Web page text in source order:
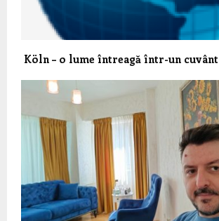
Köln – o lume întreagă într-un cuvânt